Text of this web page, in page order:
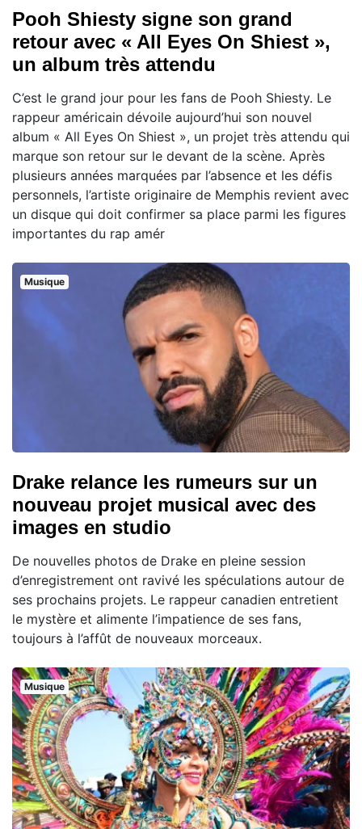
Pooh Shiesty signe son grand
retour avec « All Eyes On Shiest »,
un album très attendu
C’est le grand jour pour les fans de Pooh Shiesty. Le
rappeur américain dévoile aujourd’hui son nouvel
album « All Eyes On Shiest », un projet très attendu qui
marque son retour sur le devant de la scène. Après
plusieurs années marquées par l’absence et les défis
personnels, l’artiste originaire de Memphis revient avec
un disque qui doit confirmer sa place parmi les figures
importantes du rap amér
Musique
Drake relance les rumeurs sur un
nouveau projet musical avec des
images en studio
De nouvelles photos de Drake en pleine session
d’enregistrement ont ravivé les spéculations autour de
ses prochains projets. Le rappeur canadien entretient
le mystère et alimente l’impatience de ses fans,
toujours à l’affût de nouveaux morceaux.
Musique